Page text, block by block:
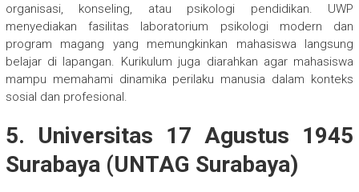
organisasi, konseling, atau psikologi pendidikan. UWP
menyediakan fasilitas laboratorium psikologi modern dan
program magang yang memungkinkan mahasiswa langsung
belajar di lapangan. Kurikulum juga diarahkan agar mahasiswa
mampu memahami dinamika perilaku manusia dalam konteks
sosial dan profesional.
5. Universitas 17 Agustus 1945
Surabaya (UNTAG Surabaya)